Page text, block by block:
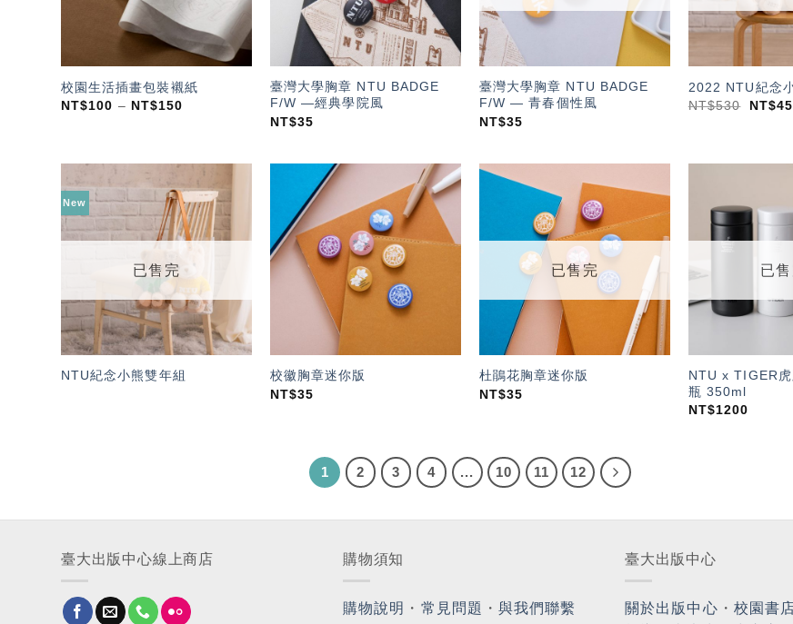
校園生活插畫包裝襯紙
NT$100 – NT$150
臺灣大學胸章 NTU BADGE
F/W —經典學院風
NT$35
臺灣大學胸章 NTU BADGE
F/W — 青春個性風
NT$35
2022 NTU紀念
NT$530 NT$
New
加入
「願
望輕
已售完
NTU紀念小熊雙年組
加入
「願
望輕
校徽胸章迷你版
NT$35
加入
望輕
已售完
杜鵑花胸章迷你版
NT$35
已
NTU x TIGER
瓶 350ml
NT$1200
1 2 3 4 ... 10 11 12
臺大出版中心線上商店 購物須知
購物說明 ・ 常見問題 ・與我們聯繫
臺大出版中心
關於出版中心 ・ 校園書